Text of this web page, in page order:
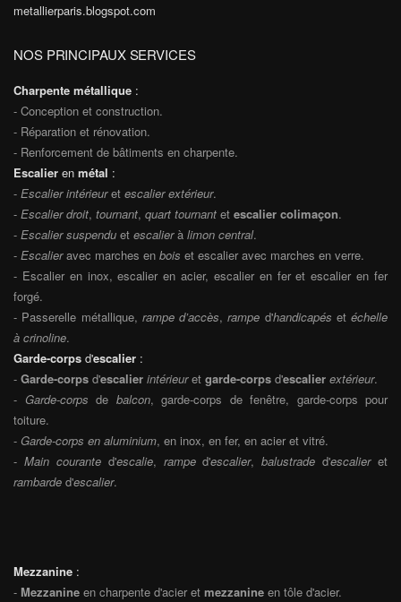
metallierparis.blogspot.com
NOS PRINCIPAUX SERVICES
Charpente métallique :
- Conception et construction.
- Réparation et rénovation.
- Renforcement de bâtiments en charpente.
Escalier en métal :
- Escalier intérieuret escalier extérieur.
- Escalier droit, tournant, quart tournant et escalier colimaçon.
- Escalier suspendu et escalierà limon central.
- Escalieravec marches en bois et escalier avec marches en verre.
- Escalier en inox, escalier en acier, escalier en fer et escalier en fer
forgé.
- Passerelle métallique, rampe d’accès,rampe d'handicapés et échelle
à crinoline.
Garde-corps d'escalier :
- Garde-corps d'escalier intérieuret garde-corps d'escalier extérieur.
- Garde-corps de balcon, garde-corps de fenêtre, garde-corps pour
toiture.
- Garde-corps en aluminium, en inox, en fer, en acier et vitré.
- Main couranted'escalie, ramped'escalier,balustrade d'escalieret
rambarde d'escalier.
Mezzanine :
- Mezzanine en charpente d'acier et mezzanine en tôle d'acier.